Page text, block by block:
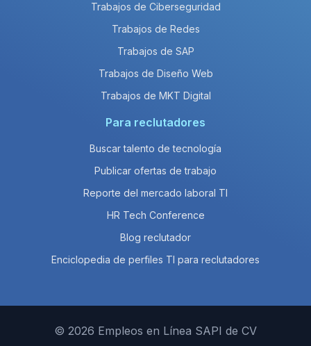
Trabajos de Ciberseguridad
Trabajos de Redes
Trabajos de SAP
Trabajos de Diseño Web
Trabajos de MKT Digital
Para reclutadores
Buscar talento de tecnología
Publicar ofertas de trabajo
Reporte del mercado laboral TI
HR Tech Conference
Blog reclutador
Enciclopedia de perfiles TI para reclutadores
© 2026 Empleos en Línea SAPI de CV